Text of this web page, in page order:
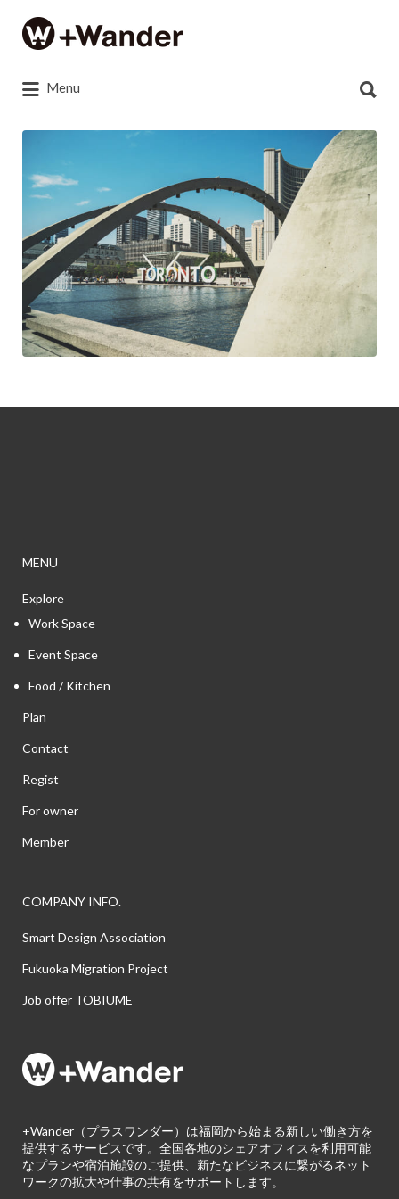
Search
for:
Menu
for:
1446846365537-
255ea07833ec
MENU
Explore
Work Space
Event Space
Food / Kitchen
Plan
Contact
Regist
For owner
Member
COMPANY INFO.
Smart Design Association
Fukuoka Migration Project
Job offer TOBIUME
+Wander（プラスワンダー）は福岡から始まる新しい働き方を
提供するサービスです。全国各地のシェアオフィスを利用可能
なプランや宿泊施設のご提供、新たなビジネスに繋がるネット
ワークの拡大や仕事の共有をサポートします。